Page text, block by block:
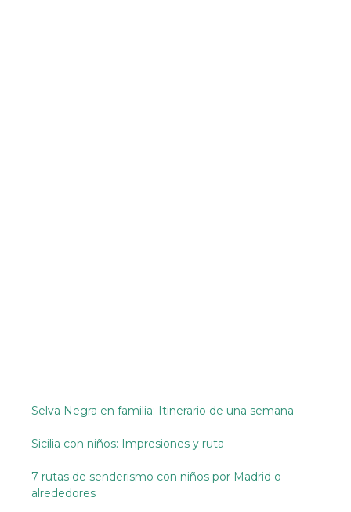
Selva Negra en familia: Itinerario de una semana
Sicilia con niños: Impresiones y ruta
7 rutas de senderismo con niños por Madrid o
alrededores